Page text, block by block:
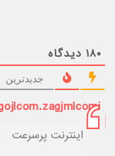
۱۸۰ دیدگاه
جدیدترین
اینترنت پرسرعت